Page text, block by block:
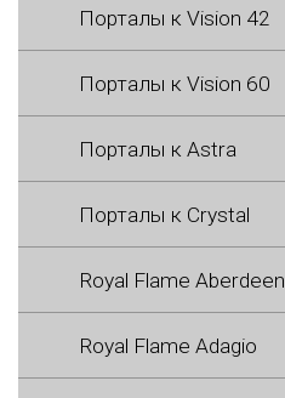
Порталы к Vision 42
Порталы к Vision 60
Порталы к Astra
Порталы к Crystal
Royal Flame Aberdeen
Royal Flame Adagio